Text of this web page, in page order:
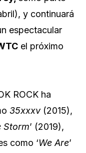
y continuará
espectacular
el próximo
ROCK ha
35xxxv(2015),
Storm’ (2019),
como ‘We Are’